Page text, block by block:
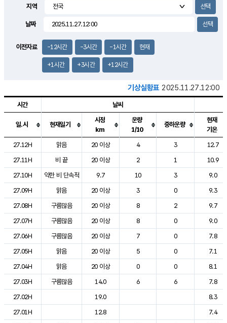
4.7m/s
지역
날짜
이전자료 -12시간 -3시간 -1시간 현재
+1시간 +3시간 +12시간
기상실황표 2025.11.27.12:00
도시별 기상실황표로 지점, 날씨, 기온, 강수, 바람, 기압등을 안내한 표입
시간 날씨
일.시 현재일기
시정
km
운량
1/10
중하운량
현재
기온
27.12H
맑음 20 이상 4 3
12.7
27.11H
비 끝 20 이상 2 1
10.9
27.10H
약한 비 단속적 9.7 10 3
9.0
27.09H
맑음 20 이상 3 0
9.3
27.08H
구름많음 20 이상 8 2
9.7
27.07H
구름많음 20 이상 8 0
9.0
27.06H
구름많음 20 이상 7 0
7.8
27.05H
맑음 20 이상 5 0
7.1
27.04H
맑음 20 이상 0 0
8.1
27.03H
구름많음 14.0 6 6
7.8
27.02H
19.0
8.3
27.01H
12.8
7.4